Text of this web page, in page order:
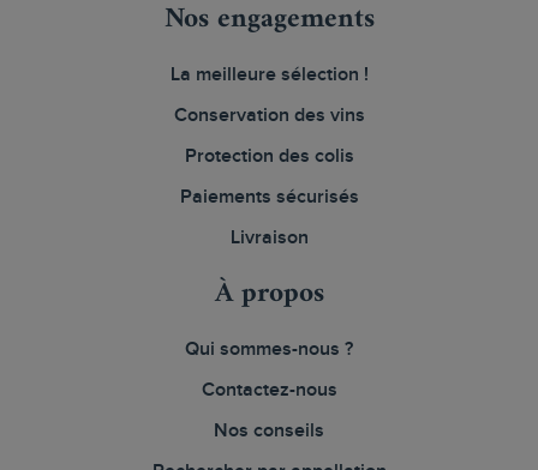
Nos engagements
La meilleure sélection !
Conservation des vins
Protection des colis
Paiements sécurisés
Livraison
À propos
Qui sommes-nous ?
Contactez-nous
Nos conseils